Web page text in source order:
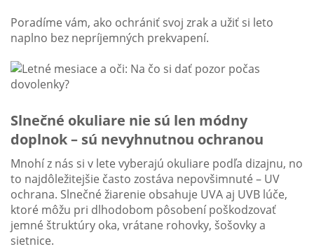
Poradíme vám, ako ochrániť svoj zrak a užiť si leto
naplno bez nepríjemných prekvapení.
Slnečné okuliare nie sú len módny
doplnok – sú nevyhnutnou ochranou
Mnohí z nás si v lete vyberajú okuliare podľa dizajnu, no
to najdôležitejšie často zostáva nepovšimnuté – UV
ochrana. Slnečné žiarenie obsahuje UVA aj UVB lúče,
ktoré môžu pri dlhodobom pôsobení poškodzovať
jemné štruktúry oka, vrátane rohovky, šošovky a
sietnice.